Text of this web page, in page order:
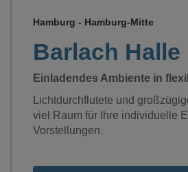
Barlach Halle
Hamburg - Hamburg-Mitte
Einladendes Ambiente in
Lichtdurchflutete und
viel Raum für Ihre individuelle
Vorstellungen.